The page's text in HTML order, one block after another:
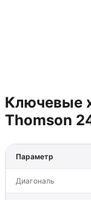
Ключевые
Thomson
Параметр
Диагональ